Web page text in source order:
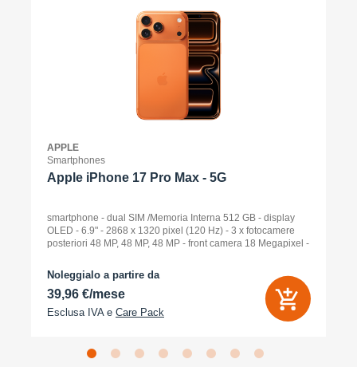
APPLE
Smartphones
Apple iPhone 17 Pro Max - 5G
smartphone - dual SIM /Memoria Interna 512 GB - display
OLED - 6.9" - 2868 x 1320 pixel (120 Hz) - 3 x fotocamere
posteriori 48 MP, 48 MP, 48 MP - front camera 18 Megapixel -
Noleggialo a partire da
39,96 €/mese
Esclusa IVA e Care Pack